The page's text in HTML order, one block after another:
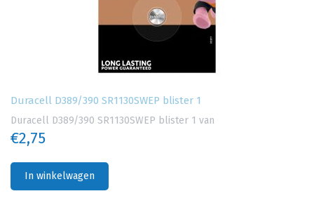
Duracell D389/390 SR1130SWEP blister 1
Duracell D389/390 SR1130SWEP blister 1 van
€2,75
In winkelwagen